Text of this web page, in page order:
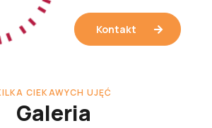
Kontakt
CIEKAWYCH UJĘĆ
Galeria